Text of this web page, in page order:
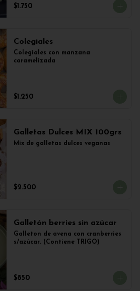
$1.750
Colegiales
Colegiales con manzana
caramelizada
$1.250
Galletas Dulces MIX 100grs
Mix de galletas dulces veganas
$2.500
Galletón berries sin azúcar
Galleton de avena con cranberries
s/azúcar. (Contiene TRIGO)
$850